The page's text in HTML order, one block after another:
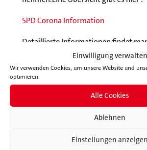
Einwilligung verwalten
Wir verwenden Cookies, um unsere Website und
optimieren.
Alle Cookies
Ablehnen
Einstellungen anzeigen
SPD Corona Information
Detaillierte Informationen findet
Bundesfinanzministerium
Landesinvestitionsbank
Horn erläuterte, dass die
angenommen werden. Auch zeigen
allmählich Wirkung zeigen: Mitte